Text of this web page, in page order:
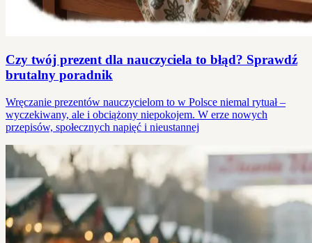
Czy twój prezent dla nauczyciela to błąd? Sprawdź
brutalny poradnik
Wręczanie prezentów nauczycielom to w Polsce niemal rytuał –
wyczekiwany, ale i obciążony niepokojem. W erze nowych
przepisów, społecznych napięć i nieustannej